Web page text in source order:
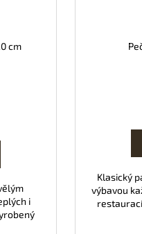
cm
i
Klasický
výbavou